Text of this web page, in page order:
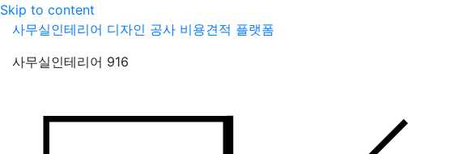
Skip to content
사무실인테리어 디자인 공사 비용견적 플랫폼
사무실인테리어 916